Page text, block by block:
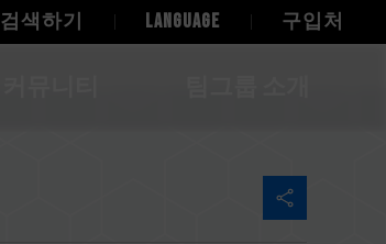
검색하기 LANGUAGE 구입처